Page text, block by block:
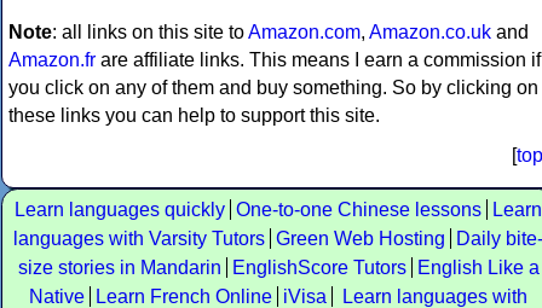
Note: all links on this site toAmazon.com, Amazon.co.uk and
Amazon.fr are affiliate links. This means I earn a commission if
you click on any of them and buy something. So by clicking on
these links you can help to support this site.
[top
Learn languages quickly One-to-one Chinese lessons
Learn
languages with Varsity Tutors Green Web Hosting
Daily bite-
size stories in Mandarin
EnglishScore Tutors
English Like a
Native
Learn French Online iVisa
Learn languages with